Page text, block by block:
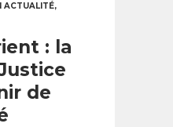
ACTUALITÉ,
: la
de